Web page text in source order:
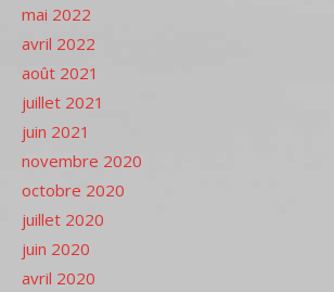
mai 2022
avril 2022
août 2021
juillet 2021
juin 2021
novembre 2020
octobre 2020
juillet 2020
juin 2020
avril 2020